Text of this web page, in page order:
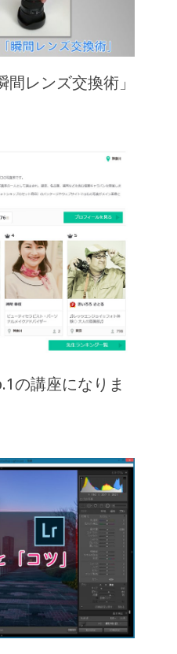
レンズ交換術」
の講座になりま